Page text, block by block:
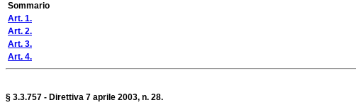
Sommario
Art. 1.
Art. 2.
Art. 3.
Art. 4.
§ 3.3.757 - Direttiva 7 aprile 2003, n. 28.